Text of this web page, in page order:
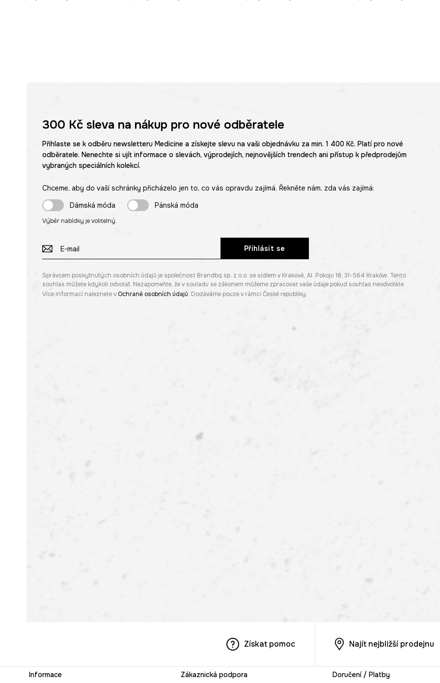
300 Kčsleva na nákup pro nové odběratele
Přihlaste se k odběru newsletteru Medicine a získejte slevu na vaši objednávku za min. 1 400 Kč. Platí pro nové
odběratele. Nenechte si ujít informace o slevách, výprodejích, nejnovějších trendech ani přístup k předprodejům
vybraných speciálních kolekcí.
Chceme, aby do vaší schránky přicházelo jen to, co vás opravdu zajímá. Řekněte nám, zda vás zajímá:
Dámská móda
Pánská móda
Výběr nabídky je volitelný.
Přihlásit se
Správcem poskytnutých osobních údajů je společnost Brandbq sp. z o.o. se sídlem v Krakově, Al. Pokoju 18, 31-564 Kraków. Tento
souhlas můžete kdykoli odvolat. Nezapomeňte, že v souladu se zákonem můžeme zpracovat vaše údaje pokud souhlas neodvoláte.
Více informací naleznete v Ochraně osobních údajů. Dodáváme pouze v rámci České republiky.
Získat pomoc Najít nejbližší prodejnu
Informace Zákaznická podpora Doručení / Platby